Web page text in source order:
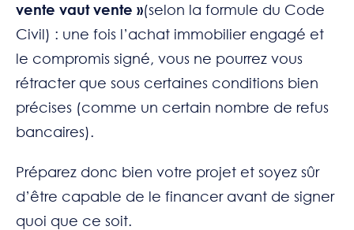
vente vaut vente »(selon la formule du Code
Civil) : une fois l’achat immobilier engagé et
le compromis signé, vous ne pourrez vous
rétracter que sous certaines conditions bien
précises (comme un certain nombre de refus
bancaires).
Préparez donc bien votre projet et soyez sûr
d’être capable de le financer avant de signer
quoi que ce soit.